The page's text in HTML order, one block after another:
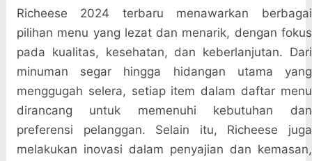
Richeese 2024 terbaru menawarkan berbagai
pilihan menu yang lezat dan menarik, dengan fokus
pada kualitas, kesehatan, dan keberlanjutan. Dari
minuman segar hingga hidangan utama yang
menggugah selera, setiap item dalam daftar menu
dirancang untuk memenuhi kebutuhan dan
preferensi pelanggan. Selain itu, Richeese juga
melakukan inovasi dalam penyajian dan kemasan,